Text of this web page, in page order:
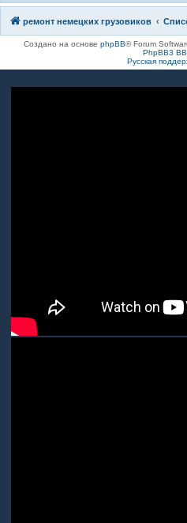
ремонт немецких грузовиков
Создано на основе phpBB® Forum
PhpBB3
Русская